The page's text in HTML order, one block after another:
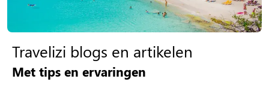
Travelizi blogs en artikelen
Met tips en ervaringen